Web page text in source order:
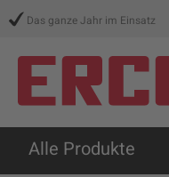
Zur
Das ganze Jahr im Einsatz
Alle Produkte